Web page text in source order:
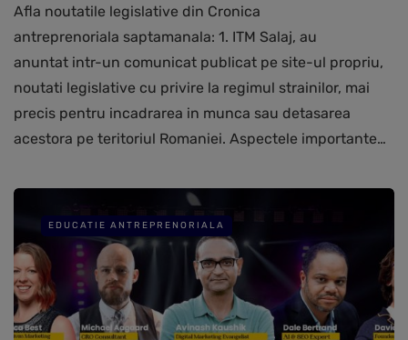
Afla noutatile legislative din Cronica
antreprenoriala saptamanala: 1. ITM Salaj, au
anuntat intr-un comunicat publicat pe site-ul propriu,
noutati legislative cu privire la regimul strainilor, mai
precis pentru incadrarea in munca sau detasarea
acestora pe teritoriul Romaniei. Aspectele importante…
EDUCATIE ANTREPRENORIALA